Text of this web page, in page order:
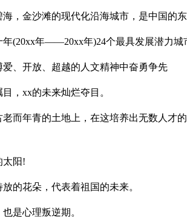
，金沙滩的现代化沿海城市，是中国的东
年(20xx年——20xx年)24个最具发展潜力城
、开放、超越的人文精神中奋勇争先
，xx的未来灿烂夺目。
而年青的土地上，在这培养出无数人才
太阳!
的花朵，代表着祖国的未来。
是心理叛逆期。